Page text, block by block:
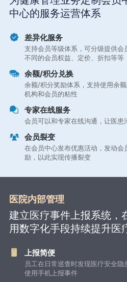
中心的服务运营体系
差异化服务
支持会员等级体系，可分级提供会
不同的会员权益、定价、折扣等等
余额/积分兑换
余额/积分奖励体系，支持使用余
机构和会员的粘性
专家在线服务
会员可以和专家在线沟通，让医患
会员裂变
在会员中心发布优惠活动，发动
励，以此实现传播裂变
医院内部管理
建立医疗事件上报系统，
用数字化手段持续提升医
上报简便
员工在日常巡查时发现医疗安全隐
使用手机上报事件